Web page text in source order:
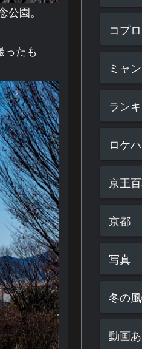
公園。
ったも
コプ
ミャ
ラン
ロケ
京王
京都
写真
冬の
動画